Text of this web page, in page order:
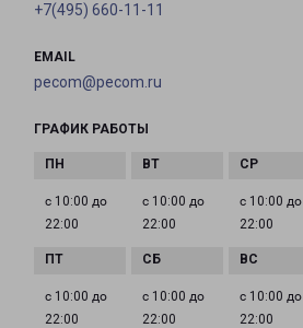
+7(495) 660-11-11
EMAIL
pecom@pecom.ru
ГРАФИК РАБОТЫ
с 10:00 до
22:00
с 10:00 до
22:00
с 10:00 до
22:00
с 10:00 до
22:00
с 10:00 до
22:00
с 10:00 до
22:00